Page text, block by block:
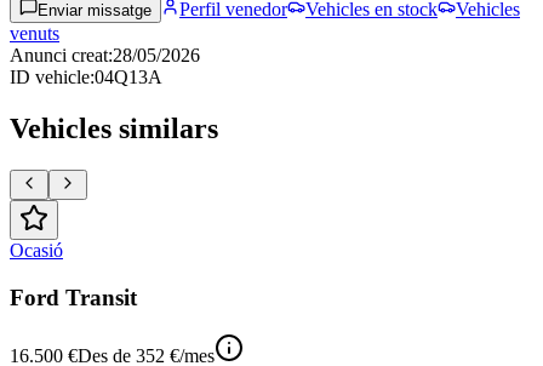
Enviar missatge Perfil venedor Vehicles en stock
Vehicles
venuts
Anunci creat:28/05/2026
ID vehicle:04Q13A
Vehicles similars
Ocasió
Ford Transit
16.500 €Des de 352 €/mes